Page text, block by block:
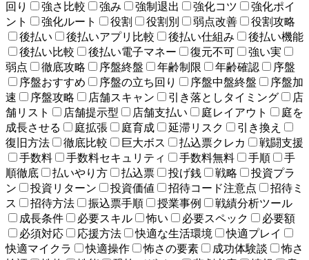
回り
強さ比較 強み 強制退出 強化コツ
強化ポイ
ント
強化ルート 役割 役割別 弱点改善
役割攻略
後払い
後払いアプリ比較 後払い仕組み
後払い機能
後払い比較
後払い電子マネー 復元不可
強い実
弱点
徹底攻略 序盤終盤 年齢制限 年齢確認
序盤
序盤おすすめ
序盤の立ち回り 序盤中盤終盤
序盤加
速
序盤攻略 店舗スキャン 引き落としタイミング
店
舗リスト
店舗提示型 店舗支払い 庭レイアウト
庭を
成長させる
庭拡張 庭育成 延滞リスク
引き換え
復旧方法
徹底比較 巨大ボス 払込票クレカ
戦闘支援
手数料
手数料セキュリティ 手数料無料 手順
手
順徹底
払いやり方 払込票 投げ銭 戦略
投資プラ
ン
投資リターン 投資価値 招待コード注意点
招待ミ
ス
招待方法 振込票手順 授業事例
戦績分析ツール
成長条件
必要スキル 怖い 必要スペック
必要額
必須対応
応援方法 快適な生活環境
快適プレイ
快適マイクラ
快適操作 怖さの要素 成功体験談
怖さ